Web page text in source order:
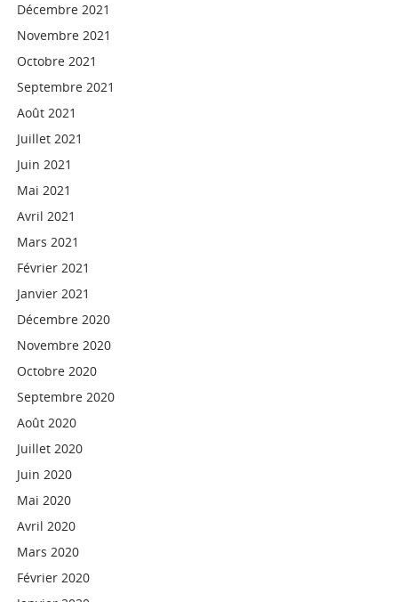
Décembre 2021
Novembre 2021
Octobre 2021
Septembre 2021
Août 2021
Juillet 2021
Juin 2021
Mai 2021
Avril 2021
Mars 2021
Février 2021
Janvier 2021
Décembre 2020
Novembre 2020
Octobre 2020
Septembre 2020
Août 2020
Juillet 2020
Juin 2020
Mai 2020
Avril 2020
Mars 2020
Février 2020